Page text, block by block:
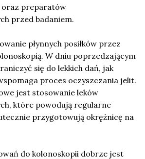
preparatów
przed badaniem.
płynnych posiłków przez
W dniu poprzedzającym
się do lekkich dań, jak
proces oczyszczania jelit.
jest stosowanie leków
które powodują regularne
przygotowują okrężnicę na
do kolonoskopii dobrze jest